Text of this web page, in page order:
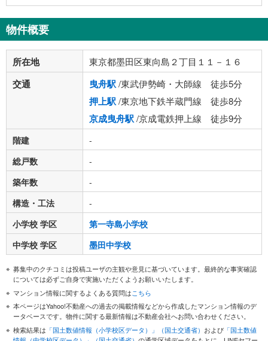
物件概要
所在地 東京都墨田区東向島２丁目１１－１６
交通 曳舟駅/東武伊勢崎・大師線 徒歩5分
押上駅/東京地下鉄半蔵門線 徒歩8分
京成曳舟駅/京成電鉄押上線 徒歩9分
階建
-
総戸数
-
築年数
-
構造・工法
-
小学校 学区
第一寺島小学校
中学校 学区
墨田中学校
募集中のクチコミは投稿ユーザの主観や意見に基づいています。最終的な事実確認
については必ずご自身で実施いただくようお願いいたします。
マンション情報に関するよくある質問はこちら
本ページはYahoo!不動産への過去の掲載情報などから作成したマンション情報のデ
ータベースです。物件に関する最新情報は不動産会社へお問い合わせください。
検索結果は 「国土数値情報（小学校区データ）」（国土交通省） および 「国土数値